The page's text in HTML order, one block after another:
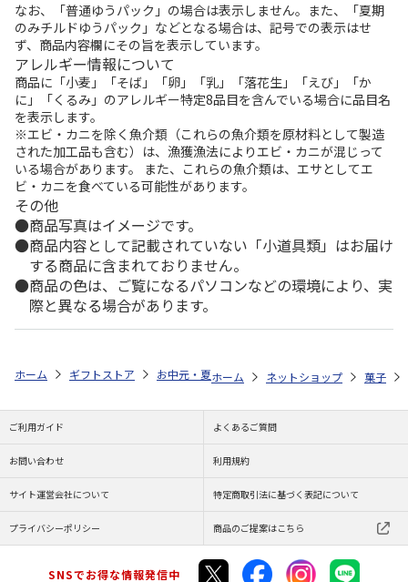
なお、「普通ゆうパック」の場合は表示しません。また、「夏期
のみチルドゆうパック」などとなる場合は、記号での表示はせ
ず、商品内容欄にその旨を表示しています。
アレルギー情報について
商品に「小麦」「そば」「卵」「乳」「落花生」「えび」「か
に」「くるみ」のアレルギー特定8品目を含んでいる場合に品目名
を表示します。
※エビ・カニを除く魚介類（これらの魚介類を原材料として製造
された加工品も含む）は、漁獲漁法によりエビ・カニが混じって
いる場合があります。 また、これらの魚介類は、エサとしてエ
ビ・カニを食べている可能性があります。
その他
商品写真はイメージです。
商品内容として記載されていない「小道具類」はお届け
する商品に含まれておりません。
商品の色は、ご覧になるパソコンなどの環境により、実
際と異なる場合があります。
ホーム ギフトストア お中元・夏ギフト特集 2026 ゆうゆうギフト
ホーム ネットショップ 菓子
ご利用ガイド よくあるご質問
お問い合わせ 利用規約
サイト運営会社について 特定商取引法に基づく表記について
プライバシーポリシー 商品のご提案はこちら
SNSでお得な情報発信中